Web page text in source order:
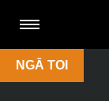
NGĀ TOI